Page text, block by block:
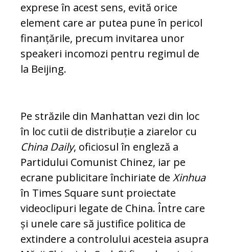
exprese în acest sens, evită orice
element care ar pu­tea pune în pericol
finanțările, precum invitarea unor
speakeri incomozi pentru regimul de
la Beijing.
Pe străzile din Manhattan vezi din loc
în loc cutii de distribuție a ziarelor cu
China Daily, oficiosul în engleză a
Partidului Co­munist Chinez, iar pe
ecrane publicitare închiriate de Xinhua
în Times Square sunt proiectate
videoclipuri legate de China. Între care
și unele care să justifice politica de
extindere a controlului acesteia asupra